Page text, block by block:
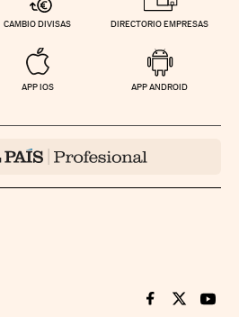
CAMBIO DIVISAS DIRECTORIO EMPRESAS
APP IOS APP ANDROID
Cinco Días en
Cinco Días
Cinco